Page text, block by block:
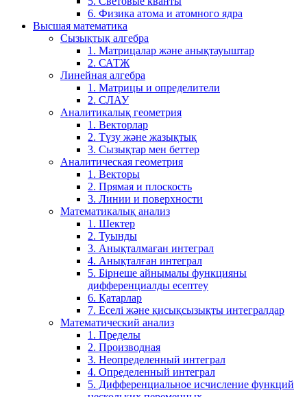
6. Физика атома и атомного ядра
Высшая математика
Сызықтық алгебра
1. Матрицалар және анықтауыштар
2. САТЖ
Линейная алгебра
1. Матрицы и определители
2. СЛАУ
Аналитикалық геометрия
1. Векторлар
2. Түзу және жазықтық
3. Сызықтар мен беттер
Аналитическая геометрия
1. Векторы
2. Прямая и плоскость
3. Линии и поверхности
Математикалық анализ
1. Шектер
2. Туынды
3. Анықталмаған интеграл
4. Анықталған интеграл
5. Бірнеше айнымалы функцияны
дифференциалды есептеу
6. Қатарлар
7. Еселі және қисықсызықты интегралдар
Математический анализ
1. Пределы
2. Производная
3. Неопределенный интеграл
4. Определенный интеграл
5. Дифференциальное исчисление функций